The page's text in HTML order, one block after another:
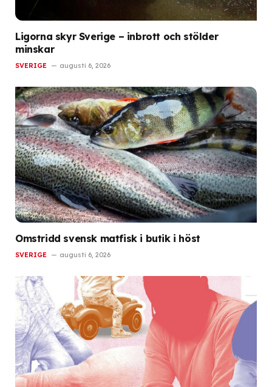
Ligorna skyr Sverige – inbrott och stölder
minskar
SVERIGE augusti 6, 2026
Omstridd svensk matfisk i butik i höst
SVERIGE augusti 6, 2026